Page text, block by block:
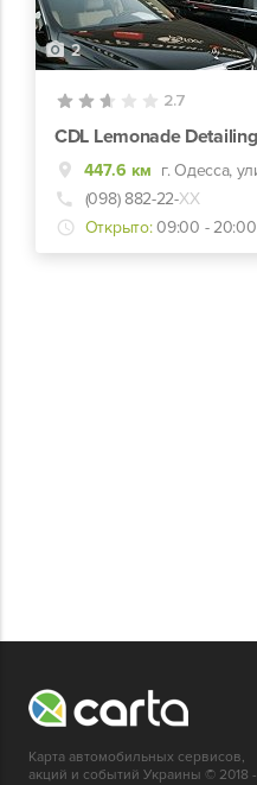
2
2.7
CDL Lemonade Detailing
447.6 км г. Одесса,
(098) 882-22-ХХ
Открыто: 09:00 - 20:00
Карта автомобильных сервисов,
акций и событий Украины © 2018